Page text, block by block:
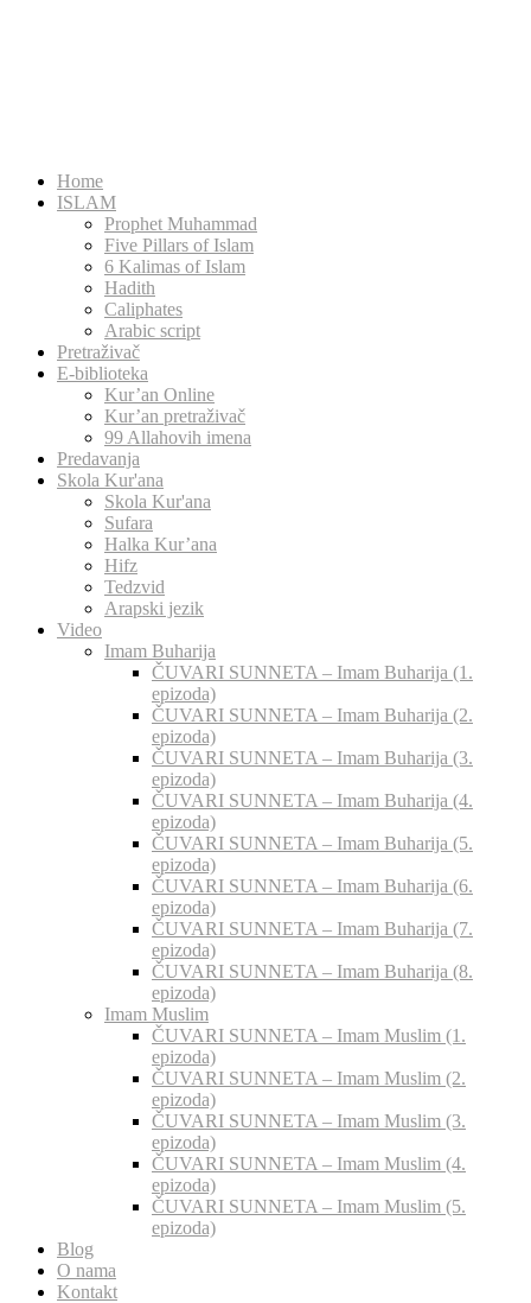
Home
ISLAM
Prophet Muhammad
Five Pillars of Islam
6 Kalimas of Islam
Hadith
Caliphates
Arabic script
Pretraživač
E-biblioteka
Kur’an Online
Kur’an pretraživač
99 Allahovih imena
Predavanja
Skola Kur'ana
Skola Kur'ana
Sufara
Halka Kur’ana
Hifz
Tedzvid
Arapski jezik
Video
Imam Buharija
ČUVARI SUNNETA – Imam Buharija (1.
epizoda)
ČUVARI SUNNETA – Imam Buharija (2.
epizoda)
ČUVARI SUNNETA – Imam Buharija (3.
epizoda)
ČUVARI SUNNETA – Imam Buharija (4.
epizoda)
ČUVARI SUNNETA – Imam Buharija (5.
epizoda)
ČUVARI SUNNETA – Imam Buharija (6.
epizoda)
ČUVARI SUNNETA – Imam Buharija (7.
epizoda)
ČUVARI SUNNETA – Imam Buharija (8.
epizoda)
Imam Muslim
ČUVARI SUNNETA – Imam Muslim (1.
epizoda)
ČUVARI SUNNETA – Imam Muslim (2.
epizoda)
ČUVARI SUNNETA – Imam Muslim (3.
epizoda)
ČUVARI SUNNETA – Imam Muslim (4.
epizoda)
ČUVARI SUNNETA – Imam Muslim (5.
epizoda)
Blog
O nama
Kontakt